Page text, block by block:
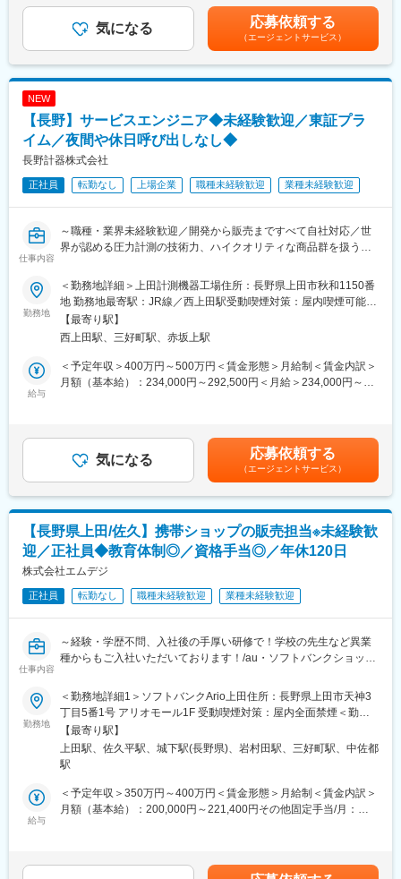
・成果を称賛・共有するカルチャー を大切にし、知見をチーム内
で積極的にシェア。
とにより、お客様の声を味付けやメニューに反映することができ
ます
日本中にある王将はすべてが個性的。私たちと一緒にあなたらし
接客や調理を中心に店舗業務を担当
店舗で様々なメニュー調理を身に着けるため、料理人として技術
的なスキルUPもかなう！
▼副店長
トを行っています！
ていきます。責任者として店舗運営・管理を担当いただきます。
※店長以降のキャリアはエリアMGR、管理部門、FC店のオーナー
として独立など様々なキャリアがございます。
※店長時の平均年収は792万円（一般社員平均：454万円）
＜独立支援制度あり★＞
フランチャイズ店舗オーナーとして「経営者」になることも！す
でに200名以上の社員が「経営者」として活躍中！
・有給取得日数は平均8.3日！連休取りやすく、年に何回も旅行に
行っている店長などもいます。
・従業員数は店舗平均16名で学べる＆無理なく働ける環境！「平
◎
■王将の「独自の研修制度」でスキルアップ！
●王将調理道場：調理技術や知識向上の研修です。調理師免許取得
の補助もあり、学びながら資格・スキルを身につけられます。
●王将アカデミー：店舗・人材マネジメントの研修です。店舗運営
や人材マネジメントについて学べるプログラムです。
変更の範囲：会社の定める業務
万円4年目副店長：605万円5年目店長：700万円賃金はあくまでも
目安の金額であり、選考を通じて上下する可能性があります。月
給(月額)は固定手当を含めた表記です。
気になる 応募依頼する
（エージェントサービス）
NEW
【長野】サービスエンジニア◆未経験歓迎／東証プラ
イム／夜間や休日呼び出しなし◆
長野計器株式会社
正社員 転勤なし 上場企業 職種未経験歓迎 業種未経験歓迎
仕事内容
～職種・業界未経験歓迎／開発から販売まですべて自社対応／世
界が認める圧力計測の技術力、ハイクオリティな商品群を扱うニ
◆業務内容
製造装置のメンテや一部組み立て、装置の一部の金属機械加工を
担当いただきます。
・お客様先で使用されている当社機械装置の修理、メンテナンス
（出張も伴う）
・装置組み立て、搬送：新規で製造装置を組み立てる際など
・金属機械加工（旋盤）：社内施策段階で加工が必要となった際
◆対象機器
(1)圧力発生器、圧力コントローラ、機密検査装置、耐圧検査装置
など
・人数：8名
・年齢構成：20代1名、30代1名、40代4名、50代1名、60代1名
※案件ごとに業務分担しております。
◆働き方
・夜間や休日の突発的な呼び出し：なし（客先からは営業を通じ
・残業：通常期10時間、繁忙期30時間（プロジェクトによる）
・出張：必要に応じて国内で2泊ほど（全国）
◆当社の特徴
当社は1896年に創業し、1948年の会社設立を経て現在に至るまで
「技術立社」を標榜し、圧力計・圧力センサのリーディングカン
パニーとして、品質・性能に対するユーザー各社から厚い信頼の
もと、産業界のインテリジェンス化に対応し、圧力計測から計測
また、米国の大手圧力計測機器メーカーのアシュクロフト社を完
全子会社化したことを始め、海外戦略を積極的に展開し、現在で
変更の範囲：会社の定める業務
勤務地
＜勤務地詳細＞上田計測機器工場住所：長野県上田市秋和1150番
地 勤務地最寄駅：JR線／西上田駅受動喫煙対策：屋内喫煙可能場
所あり変更の範囲：会社の定める事業所
【最寄り駅】
西上田駅、三好町駅、赤坂上駅
給与
＜予定年収＞400万円～500万円＜賃金形態＞月給制＜賃金内訳＞
月額（基本給）：234,000円～292,500円＜月給＞234,000円～
は固定手当を含めた表記です。
気になる 応募依頼する
（エージェントサービス）
【長野県上田/佐久】携帯ショップの販売担当※未経験歓
迎／正社員◆教育体制◎／資格手当◎／年休120日
株式会社エムデジ
正社員 転勤なし 職種未経験歓迎 業種未経験歓迎
仕事内容
～経験・学歴不問、入社後の手厚い研修で！学校の先生など異業
種からもご入社いただいております！/au・ソフトバンクショップ
成功！地元に根差して働けます！/年休120日、残業月20h以内～
■業務内容
・au・ソフトバンクショップ内で携帯電話の契約、受付業務
・出張商品案内
・事務作業
・店舗清掃
・問い合わせ対応 等
ニアスタッフ）になる道があります。全社員が半年ごとの目標を
勤務地
＜勤務地詳細1＞ソフトバンクArio上田住所：長野県上田市天神3
丁目5番1号 アリオモール1F 受動喫煙対策：屋内全面禁煙＜勤務
地詳細2＞ワイモバイルアリオ上田住所：長野県上田市天神3丁目
5番1号 受動喫煙対策：屋内全面禁煙＜勤務地詳細3＞ソフトバン
クイオンモール佐久平住所：長野県佐久市佐久平駅南11-10 イオ
の定める事業所
【最寄り駅】
上田駅、佐久平駅、城下駅(長野県)、岩村田駅、三好町駅、中佐都
駅
給与
＜予定年収＞350万円～400万円＜賃金形態＞月給制＜賃金内訳＞
月額（基本給）：200,000円～221,400円その他固定手当/月：
年収392万円／月29.0万円＋賞与／25歳・入社3年・一般社員賃金